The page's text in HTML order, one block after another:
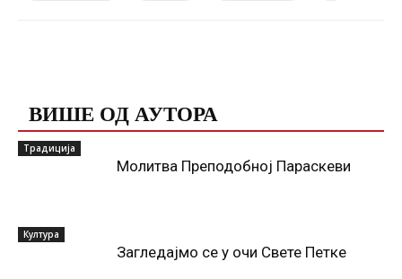
ВИШЕ ОД АУТОРА
Традиција
Молитва Преподобној Параскеви
Култура
Загледајмо се у очи Свете Петке